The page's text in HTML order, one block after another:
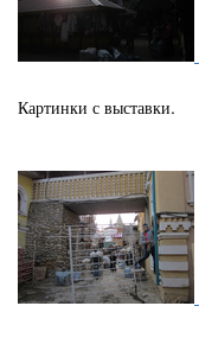
Картинки с выставки.